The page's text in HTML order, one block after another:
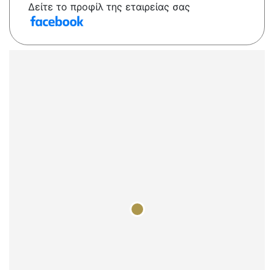
Δείτε το προφίλ της εταιρείας σας